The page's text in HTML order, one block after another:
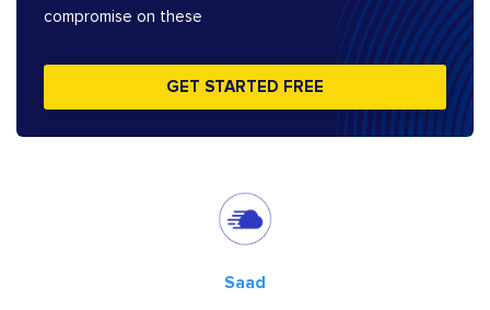
compromise on these
GET STARTED FREE
Saad